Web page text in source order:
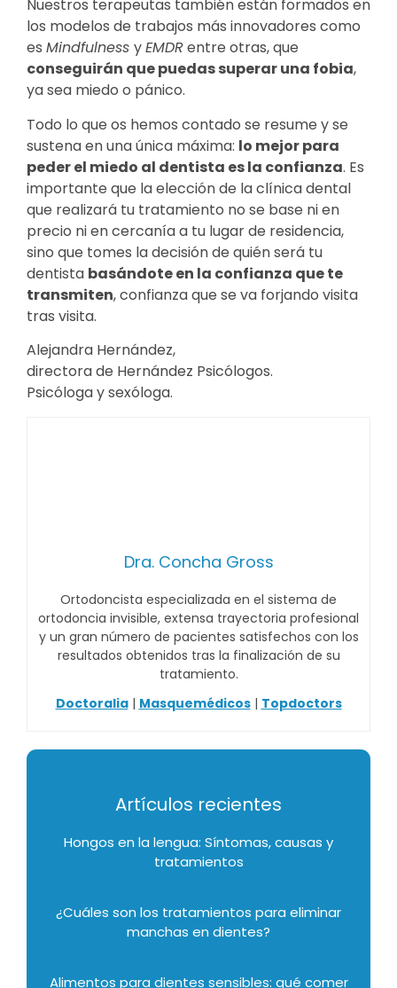
Nuestros terapeutas también están formados en
los modelos de trabajos más innovadores como
es Mindfulness yEMDRentre otras, que
conseguirán que puedas superar una fobia,
ya sea miedo o pánico.
Todo lo que os hemos contado se resume y se
sustena en una única máxima: lo mejor para
peder el miedo al dentista es la confianza. Es
importante que la elección de la clínica dental
que realizará tu tratamiento no se base ni en
precio ni en cercanía a tu lugar de residencia,
sino que tomes la decisión de quién será tu
dentista basándote en la confianza que te
transmiten, confianza que se va forjando visita
tras visita.
Alejandra Hernández,
directora de Hernández Psicólogos.
Psicóloga y sexóloga.
Dra. Concha Gross
Ortodoncista especializada en el sistema de
ortodoncia invisible, extensa trayectoria profesional
y un gran número de pacientes satisfechos con los
resultados obtenidos tras la finalización de su
tratamiento.
Doctoralia| Masquemédicos| Topdoctors
Artículos recientes
Hongos en la lengua: Síntomas, causas y
tratamientos
¿Cuáles son los tratamientos para eliminar
manchas en dientes?
Alimentos para dientes sensibles: qué comer